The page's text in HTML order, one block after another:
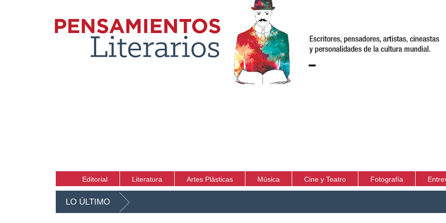
Editorial Literatura Artes Plásticas Música Cine y Teatro Fotografía
LO ÚLTIMO